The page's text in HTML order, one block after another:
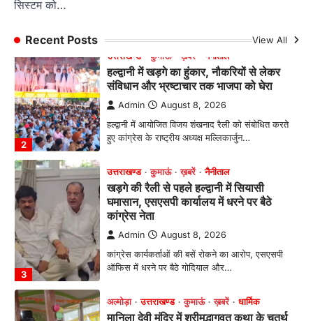
सिस्टम को…
Recent Posts View All
2
उत्तराखण्ड कुमाऊं ख़बरें नैनीताल
हल्द्वानी में खड़गे का हुंकार, नौकरियों से लेकर
संविधान और भ्रष्टाचार तक भाजपा को घेरा
Admin August 8, 2026
हल्द्वानी में आयोजित विजय शंखनाद रैली को संबोधित करते
हुए कांग्रेस के राष्ट्रीय अध्यक्ष मल्लिकार्जुन…
3
उत्तराखण्ड कुमाऊं ख़बरें नैनीताल
खड़गे की रैली से पहले हल्द्वानी में सियासी
घमासान, एसएसपी कार्यालय में धरने पर बैठे
कांग्रेस नेता
Admin August 8, 2026
कांग्रेस कार्यकर्ताओं की बसें रोकने का आरोप, एसएसपी
ऑफिस में धरने पर बैठे गोदियाल और…
अल्मोड़ा उत्तराखण्ड कुमाऊं ख़बरें धार्मिक
मानिला देवी मंदिर में श्रीमद्भागवत कथा के चतुर्थ